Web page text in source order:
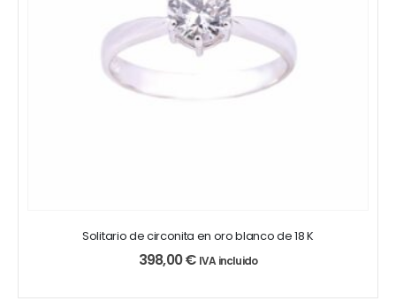
Solitario de circonita en oro blanco de 18 K
398,00€ IVA incluido